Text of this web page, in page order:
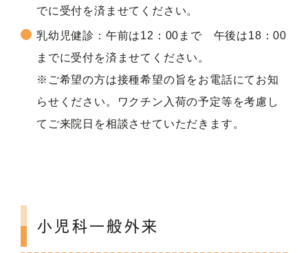
でに受付を済ませてください。
乳幼児健診：午前は12：00まで 午後は18：00
までに受付を済ませてください。
※ご希望の方は接種希望の旨をお電話にてお知
らせください。ワクチン入荷の予定等を考慮し
てご来院日を相談させていただきます。
小児科一般外来